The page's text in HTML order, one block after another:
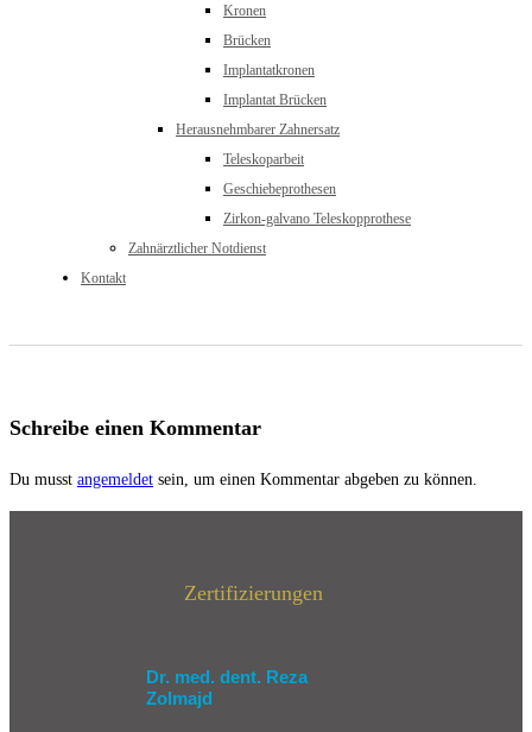
Kronen
Brücken
Implantatkronen
Implantat Brücken
Herausnehmbarer Zahnersatz
Teleskoparbeit
Geschiebeprothesen
Zirkon-galvano Teleskopprothese
Zahnärztlicher Notdienst
Kontakt
Schreibe einen Kommentar
Du musst angemeldet sein, um einen Kommentar abgeben zu können.
Zertifizierungen
Dr. med. dent. Reza
Zolmajd